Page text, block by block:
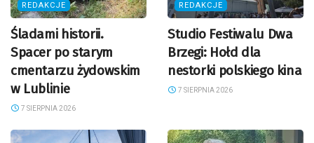
REDAKCJE
Śladami historii.
Spacer po starym
cmentarzu żydowskim
w Lublinie
7 SIERPNIA 2026
REDAKCJE
Studio Festiwalu Dwa
Brzegi: Hołd dla
nestorki polskiego kina
7 SIERPNIA 2026